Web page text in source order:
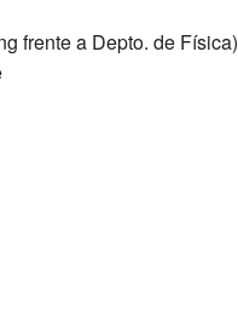
frente a Depto. de Física)